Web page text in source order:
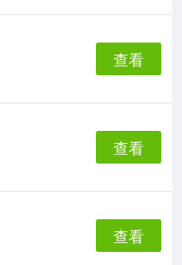
查看
查看
查看